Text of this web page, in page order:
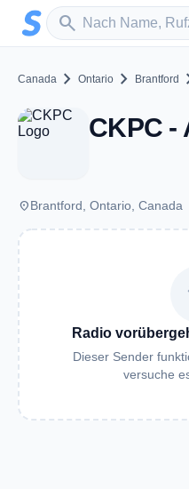
Zum Hauptinhalt springen
search
Sender suchen
Canada chevron_right Ontario chevron_right Brantford
placeBrantford, Ontario, Canada
Radio
Dieser Sender
versuche